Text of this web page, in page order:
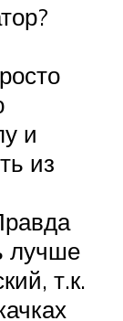
и
из
лучше
т.к.